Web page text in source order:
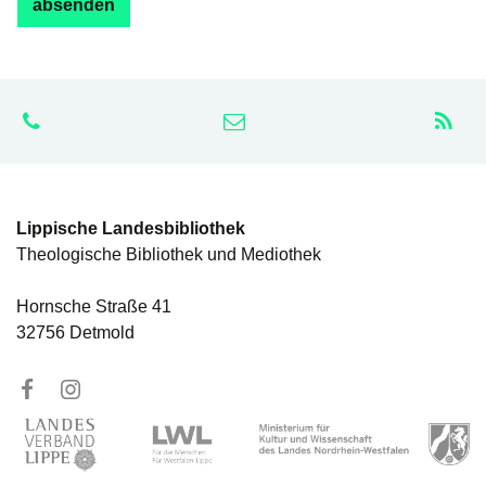
Lippische Landesbibliothek
Theologische Bibliothek und Mediothek
Hornsche Straße 41
32756 Detmold